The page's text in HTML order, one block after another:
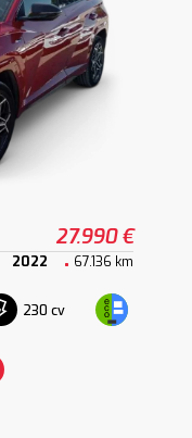
27.990 €
2022 67.136 km
230 cv